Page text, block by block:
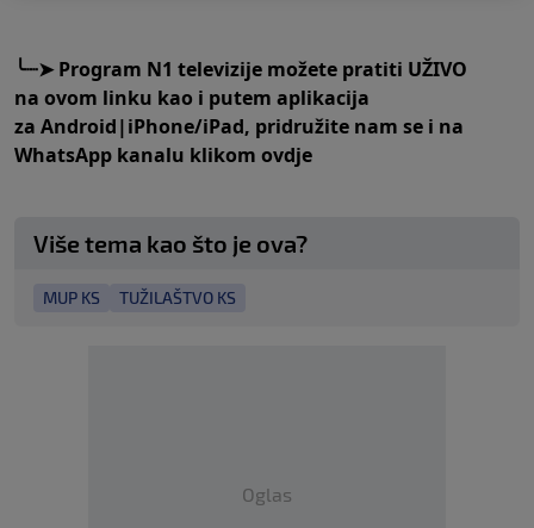
╰┈➤Program N1 televizije možete pratiti UŽIVO
na ovom linku kao i putem aplikacija
za Android|iPhone/iPad, pridružite nam se i na
WhatsApp kanalu klikom ovdje
Više tema kao što je ova?
MUP KS TUŽILAŠTVO KS
Oglas